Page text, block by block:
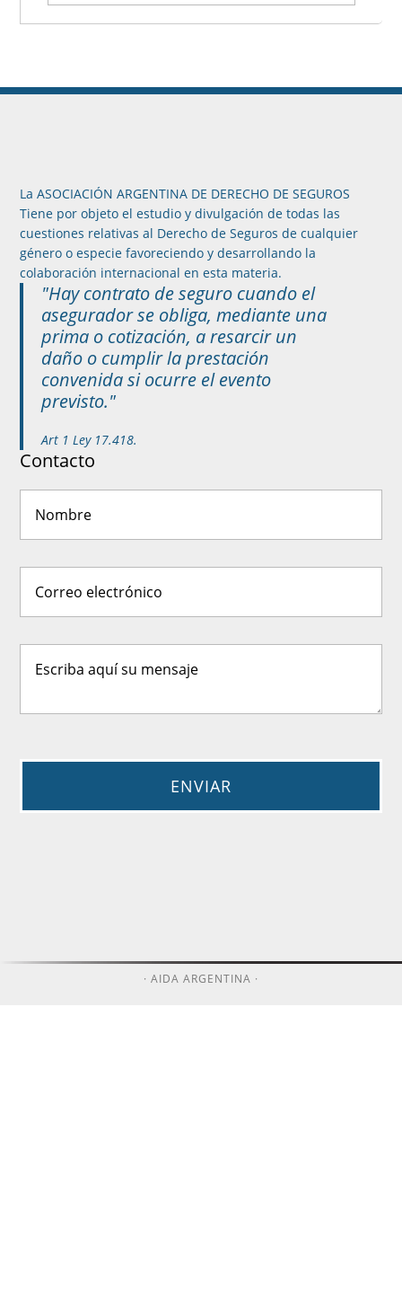
La ASOCIACIÓN ARGENTINA DE DERECHO DE SEGUROS
Tiene por objeto el estudio y divulgación de todas las
cuestiones relativas al Derecho de Seguros de cualquier
género o especie favoreciendo y desarrollando la
colaboración internacional en esta materia.
"Hay contrato de seguro cuando el
asegurador se obliga, mediante una
prima o cotización, a resarcir un
daño o cumplir la prestación
convenida si ocurre el evento
previsto."
Art 1 Ley 17.418.
Contacto
· AIDA ARGENTINA ·